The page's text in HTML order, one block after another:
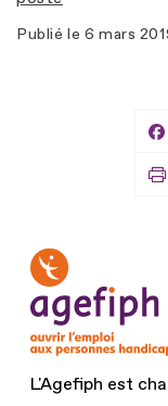
Publié le 6 mars
L'Agefiph est